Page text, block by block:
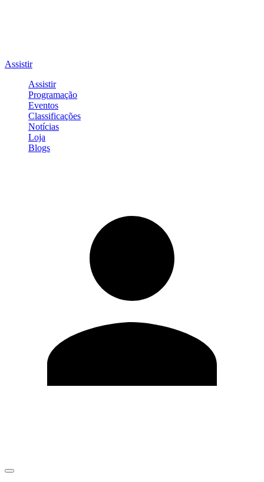
Assistir
Assistir
Programação
Eventos
Classificações
Notícias
Loja
Blogs